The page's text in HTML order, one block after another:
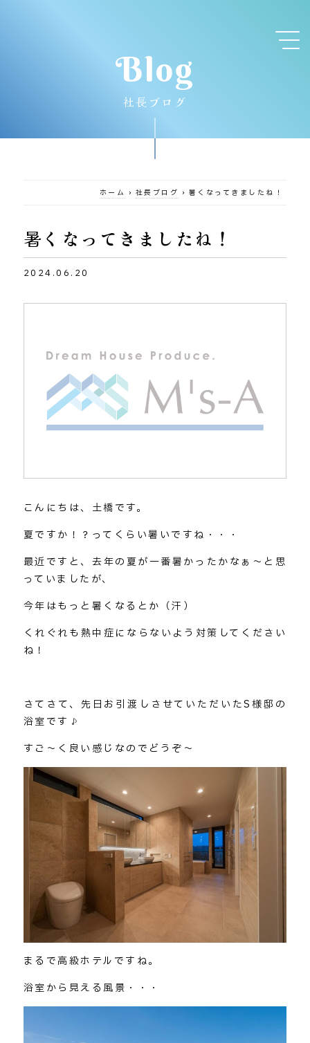
Blog
社長ブログ
ホーム › 社長ブログ › 暑くなってきましたね！
暑くなってきましたね！
2024.06.20
こんにちは、土橋です。
夏ですか！？ってくらい暑いですね・・・
最近ですと、去年の夏が一番暑かったかなぁ～と思
っていましたが、
今年はもっと暑くなるとか（汗）
くれぐれも熱中症にならないよう対策してください
ね！
さてさて、先日お引渡しさせていただいたS様邸の
浴室です♪
すご～く良い感じなのでどうぞ～
まるで高級ホテルですね。
浴室から見える風景・・・